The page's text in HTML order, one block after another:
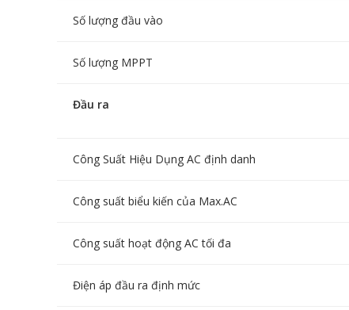
Số lượng đầu vào
Số lượng MPPT
Đầu ra
Công Suất Hiệu Dụng AC định danh
Công suất biểu kiến của Max.AC
Công suất hoạt động AC tối đa
Điện áp đầu ra định mức